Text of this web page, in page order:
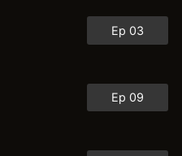
Ep 03
Ep 09